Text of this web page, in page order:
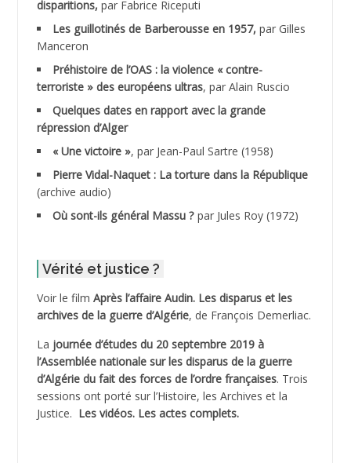
ADANE Ramdane *
ADDAD
ADDALA Boualem*
ADDANE
ADDECHE Rachid
ADELIOUAT Vve AIT SAADA
ADJANI Khaled
ADJAOUT
ADNI Mohamed Akli
ADOUL Arab *
disparitions, par Fabrice Riceputi
Les guillotinés de Barberousse en 1957, par Gilles
Manceron
Préhistoire de l’OAS : la violence « contre-
terroriste » des européens ultras, par Alain Ruscio
Quelques dates en rapport avec la grande
répression d’Alger
« Une victoire », par Jean-Paul Sartre (1958)
Pierre Vidal-Naquet : La torture dans la République
(archive audio)
Où sont-ils général Massu ? par Jules Roy (1972)
Vérité et justice ?
Voir le film Après l’affaire Audin. Les disparus et les
archives de la guerre d’Algérie, de François Demerliac.
La journée d’études du 20 septembre 2019 à
l’Assemblée nationale sur les disparus de la guerre
d’Algérie du fait des forces de l’ordre françaises. Trois
sessions ont porté sur l’Histoire, les Archives et la
Justice. Les vidéos. Les actes complets.